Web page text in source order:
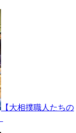
【大相撲職人たちの